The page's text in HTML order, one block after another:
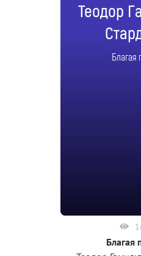
Теодор
Благая
Благая